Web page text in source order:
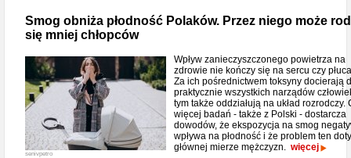
Smog obniża płodność Polaków. Przez niego może
się mniej chłopców
senivpetro
Wpływ zanieczyszczonego powietrza na
zdrowie nie kończy się na sercu czy
Za ich pośrednictwem toksyny docierają
praktycznie wszystkich narządów
tym także oddziałują na układ rozrodczy.
więcej badań - także z Polski - dostarcza
dowodów, że ekspozycja na smog
wpływa na płodność i że problem ten
głównej mierze mężczyzn. więcej